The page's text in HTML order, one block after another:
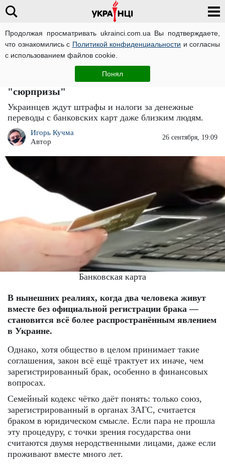
Продолжая просматривать ukrainci.com.ua Вы подтверждаете,
что ознакомились с Политикой конфиденциальности и согласны
с использованием файлов cookie.
Понял
Большие новости
Новые налоги и штрафы за карточные
переводы: украинцам подготовили большие
"сюрпризы"
Украинцев ждут штрафы и налоги за денежные
переводы с банковских карт даже близким людям.
Игорь Кучма
Автор
26 сентября, 19:09
Банковская карта
В нынешних реалиях, когда два человека живут
вместе без официальной регистрации брака —
становится всё более распространённым явлением
в Украине.
Однако, хотя общество в целом принимает такие
соглашения, закон всё ещё трактует их иначе, чем
зарегистрированный брак, особенно в финансовых
вопросах.
Семейный кодекс чётко даёт понять: только союз,
зарегистрированный в органах ЗАГС, считается
браком в юридическом смысле. Если пара не прошла
эту процедуру, с точки зрения государства они
считаются двумя неродственными лицами, даже если
проживают вместе много лет.